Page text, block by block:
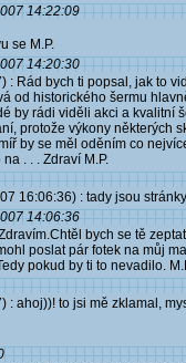
14:22:09
se M.P.
14:20:30
: Rád bych ti popsal, jak to
od historického šermu
by rádi viděli akci a kvalitní
protože výkony některých
by se měl oděním co
. . . Zdraví M.P.
16:06:36) : tady jsou
14:06:36
bych se tě
poslat pár fotek na můj
pokud by ti to nevadilo.
: ahoj))! to jsi mě zklamal,